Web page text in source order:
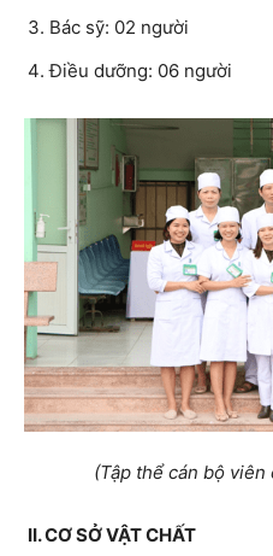
Bác sỹ: 02 người
Điều dưỡng: 06 người
(Tập thể cán bộ
II.CƠ SỞ VẬT CHẤT